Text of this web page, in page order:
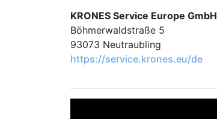
KRONES Service Europe GmbH
Böhmerwaldstraße 5
93073 Neutraubling
https://service.krones.eu/de